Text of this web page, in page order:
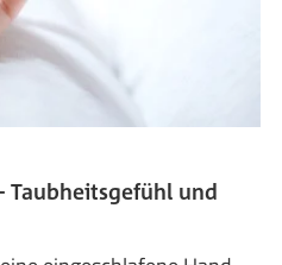
Taubheitsgefühl und